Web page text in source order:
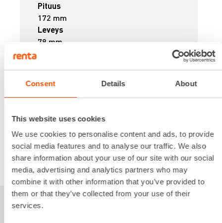
Consent Details About
This website uses cookies
We use cookies to personalise content and ads, to provide
social media features and to analyse our traffic. We also
share information about your use of our site with our social
media, advertising and analytics partners who may
combine it with other information that you’ve provided to
them or that they’ve collected from your use of their
services.
Pituus
172 mm
Leveys
79 mm
Kuukausi
Alv 0 %
VUOKRAA
Sinua saattaisi